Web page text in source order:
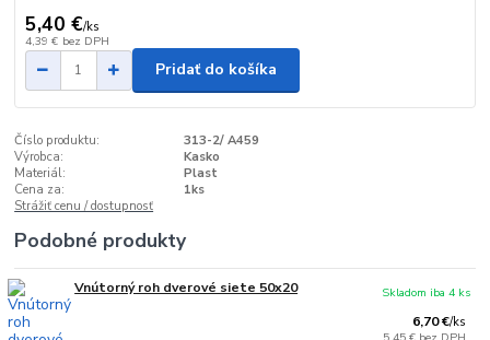
5,40 €/ks
4,39 € bez DPH
Pridať do košíka
Číslo produktu:
313-2/ A459
Výrobca:
Kasko
Materiál:
Plast
Cena za:
1ks
Strážiť cenu / dostupnosť
Podobné produkty
Vnútorný roh dverové siete 50x20
6,70 €/ks
Skladom iba 4 ks